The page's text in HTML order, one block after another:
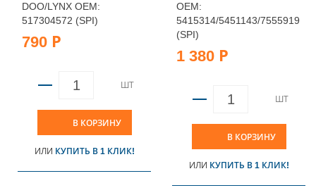
DOO/LYNX OEM:
517304572 (SPI)
790 Р
ШТ
В КОРЗИНУ
ИЛИ КУПИТЬ В 1 КЛИК!
OEM:
5415314/5451143/7555919
(SPI)
1 380 Р
ШТ
В КОРЗИНУ
ИЛИ КУПИТЬ В 1 КЛИК!